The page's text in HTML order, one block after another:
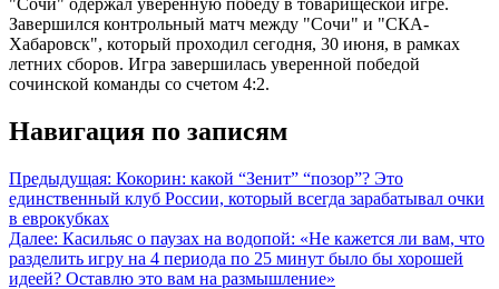
Завершился контрольный матч между "Сочи" и "СКА-
Хабаровск", который проходил сегодня, 30 июня, в рамках
летних сборов. Игра завершилась уверенной победой
сочинской команды со счетом 4:2.
Навигация по записям
Предыдущая: Кокорин: какой “Зенит” “позор”? Это
единственный клуб России, который всегда зарабатывал очки
в еврокубках
Далее: Касильяс о паузах на водопой: «Не кажется ли вам, что
разделить игру на 4 периода по 25 минут было бы хорошей
идеей? Оставлю это вам на размышление»